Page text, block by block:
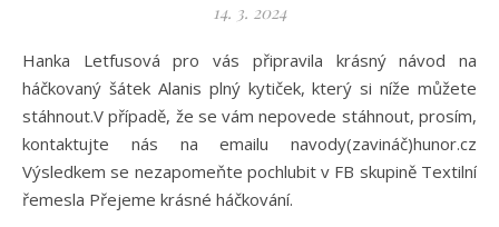
14. 3. 2024
Hanka Letfusová pro vás připravila krásný návod na
háčkovaný šátek Alanis plný kytiček, který si níže můžete
stáhnout.V případě, že se vám nepovede stáhnout, prosím,
kontaktujte nás na emailu navody(zavináč)hunor.cz
Výsledkem se nezapomeňte pochlubit v FB skupině Textilní
řemesla Přejeme krásné háčkování.